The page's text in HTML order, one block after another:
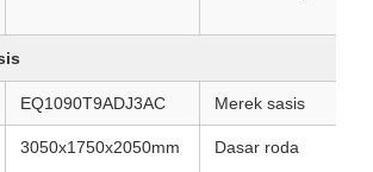
EQ1090T9ADJ3AC Merek sasis
3050x1750x2050mm Dasar roda